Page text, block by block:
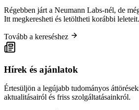
Régebben járt a Neumann Labs-nél, de
Itt megkeresheti és letöltheti korábbi leleteit.
Tovább a kereséshez
Hírek és ajánlatok
Értesüljön a legújabb tudományos
aktualitásairól és friss szolgáltatásainkról.